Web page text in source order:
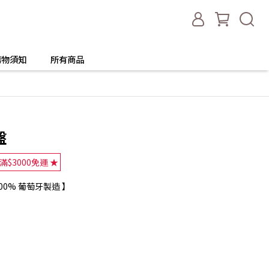
須知 所有商品
$3000免運 ★
葡萄牙製造 】